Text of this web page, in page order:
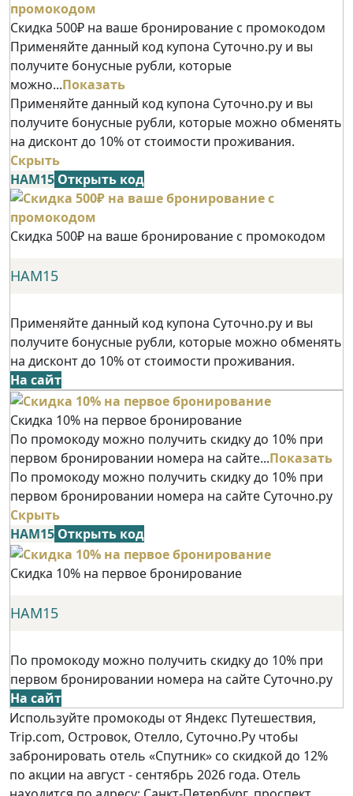
Скидка 500₽ на ваше бронирование с промокодом
Применяйте данный код купона Суточно.ру и вы
получите бонусные рубли, которые
можно...Показать
Применяйте данный код купона Суточно.ру и вы
получите бонусные рубли, которые можно обменять
на дисконт до 10% от стоимости проживания.
Скрыть
НАМ15 Открыть код
Скидка 500₽ на ваше бронирование с промокодом
НАМ15
Применяйте данный код купона Суточно.ру и вы
получите бонусные рубли, которые можно обменять
на дисконт до 10% от стоимости проживания.
На сайт
Скидка 10% на первое бронирование
По промокоду можно получить скидку до 10% при
первом бронировании номера на сайте...Показать
По промокоду можно получить скидку до 10% при
первом бронировании номера на сайте Суточно.ру
Скрыть
НАМ15 Открыть код
Скидка 10% на первое бронирование
НАМ15
По промокоду можно получить скидку до 10% при
первом бронировании номера на сайте Суточно.ру
На сайт
Используйте промокоды от Яндекс Путешествия,
Trip.com, Островок, Отелло, Суточно.Ру чтобы
забронировать отель «Спутник» со скидкой до 12%
по акции на август - сентябрь 2026 года. Отель